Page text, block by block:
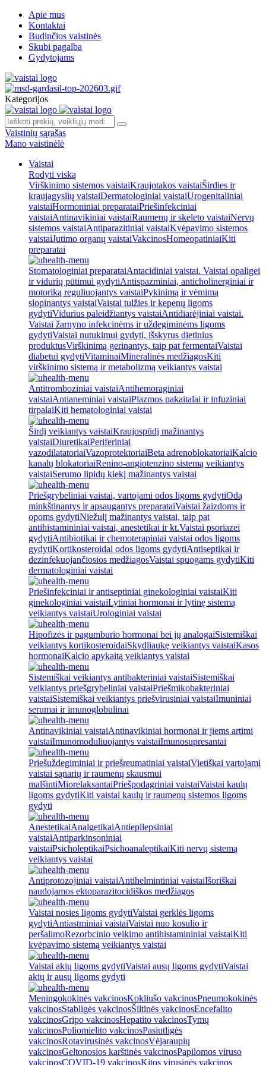
Apie mus
Kontaktai
Budinčios vaistinės
Skubi pagalba
Gydytojams
Kategorijos
Vaistinių sąrašas
Mano vaistinėlė
Vaistai
Rodyti viską
Virškinimo sistemos vaistaiKraujotakos vaistaiŠirdies ir
kraujagyslių vaistaiDermatologiniai vaistaiUrogenitaliniai
vaistaiHormoniniai preparataiPriešinfekciniai
vaistaiAntinavikiniai vaistaiRaumenų ir skeleto vaistaiNervų
sistemos vaistaiAntiparazitiniai vaistaiKvėpavimo sistemos
vaistaiJutimo organų vaistaiVakcinosHomeopatiniaiKiti
preparatai
Stomatologiniai preparataiAntacidiniai vaistai. Vaistai opaligei
ir vidurių pūtimui gydytiAntispazminiai, anticholinerginiai ir
motoriką reguliuojantys vaistaiPykinimą ir vėmimą
slopinantys vaistaiVaistai tulžies ir kepenų ligoms
gydytiVidurius paleidžiantys vaistaiAntidiarėjiniai vaistai.
Vaistai žarnyno infekcinėms ir uždegiminėms ligoms
gydytiVaistai nutukimui gydyti, išskyrus dietinius
produktusVirškinimą gerinantys, taip pat fermentaiVaistai
diabetui gydytiVitaminaiMineralinės medžiagosKiti
virškinimo sistemą ir metabolizmą veikiantys vaistai
Antitromboziniai vaistaiAntihemoraginiai
vaistaiAntianeminiai vaistaiPlazmos pakaitalai ir infuziniai
tirpalaiKiti hematologiniai vaistai
Širdį veikiantys vaistaiKraujospūdį mažinantys
vaistaiDiuretikaiPeriferiniai
vazodilatatoriaiVazoprotektoriaiBeta adrenoblokatoriaiKalcio
kanalų blokatoriaiRenino-angiotenzino sistemą veikiantys
vaistaiSerumo lipidų kiekį mažinantys vaistai
Priešgrybeliniai vaistai, vartojami odos ligoms gydytiOdą
minkštinantys ir apsaugantys preparataiVaistai žaizdoms ir
opoms gydytiNiežulį mažinantys vaistai, taip pat
antihistamininiai vaistai, anestetikai ir kt.Vaistai psoriazei
gydytiAntibiotikai ir chemoterapiniai vaistai odos ligoms
gydytiKortikosteroidai odos ligoms gydytiAntiseptikai ir
dezinfekuojančiosios medžiagosVaistai spuogams gydytiKiti
dermatologiniai vaistai
Priešinfekciniai ir antiseptiniai ginekologiniai vaistaiKiti
ginekologiniai vaistaiLytiniai hormonai ir lytinę sistemą
veikiantys vaistaiUrologiniai vaistai
Hipofizės ir pagumburio hormonai bei jų analogaiSistemiškai
veikiantys kortikosteroidaiSkydliaukę veikiantys vaistaiKasos
hormonaiKalcio apykaitą veikiantys vaistai
Sistemiškai veikiantys antibakteriniai vaistaiSistemiškai
veikiantys priešgrybeliniai vaistaiPriešmikobakteriniai
vaistaiSistemiškai veikiantys priešvirusiniai vaistaiImuniniai
serumai ir imunoglobulinai
Antinavikiniai vaistaiAntinavikiniai hormonai ir jiems artimi
vaistaiImunomoduliuojantys vaistaiImunosupresantai
Priešuždegiminiai ir priešreumatiniai vaistaiVietiškai vartojami
vaistai sąnarių ir raumenų skausmui
malšintiMiorelaksantaiPriešpodagriniai vaistaiVaistai kaulų
ligoms gydytiKiti vaistai kaulų ir raumenų sistemos ligoms
gydyti
AnestetikaiAnalgetikaiAntiepilepsiniai
vaistaiAntiparkinsoniniai
vaistaiPsicholeptikaiPsichoanaleptikaiKiti nervų sistemą
veikiantys vaistai
Antiprotozojiniai vaistaiAntihelmintiniai vaistaiIšoriškai
naudojamos ektoparazitocidiškos medžiagos
Vaistai nosies ligoms gydytiVaistai gerklės ligoms
gydytiAntiastminiai vaistaiVaistai nuo kosulio ir
peršalimoRezorbcinio veikimo antihistamininiai vaistaiKiti
kvėpavimo sistemą veikiantys vaistai
Vaistai akių ligoms gydytiVaistai ausų ligoms gydytiVaistai
akių ir ausų ligoms gydyti
Meningokokinės vakcinosKokliušo vakcinosPneumokokinės
vakcinosStabligės vakcinosŠiltinės vakcinosEncefalito
vakcinosGripo vakcinosHepatito vakcinosTymų
vakcinosPoliomielito vakcinosPasiutligės
vakcinosRotavirusinės vakcinosVėjaraupių
vakcinosGeltonosios karštinės vakcinosPapilomos viruso
vakcinosCOVID-19 vakcinosKitos virusinės vakcinos